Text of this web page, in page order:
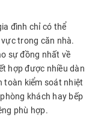
đình chỉ có thể
trong căn nhà.
sự đồng nhất về
hợp được nhiều dàn
toàn kiểm soát nhiệt
khách hay bếp
phù hợp.